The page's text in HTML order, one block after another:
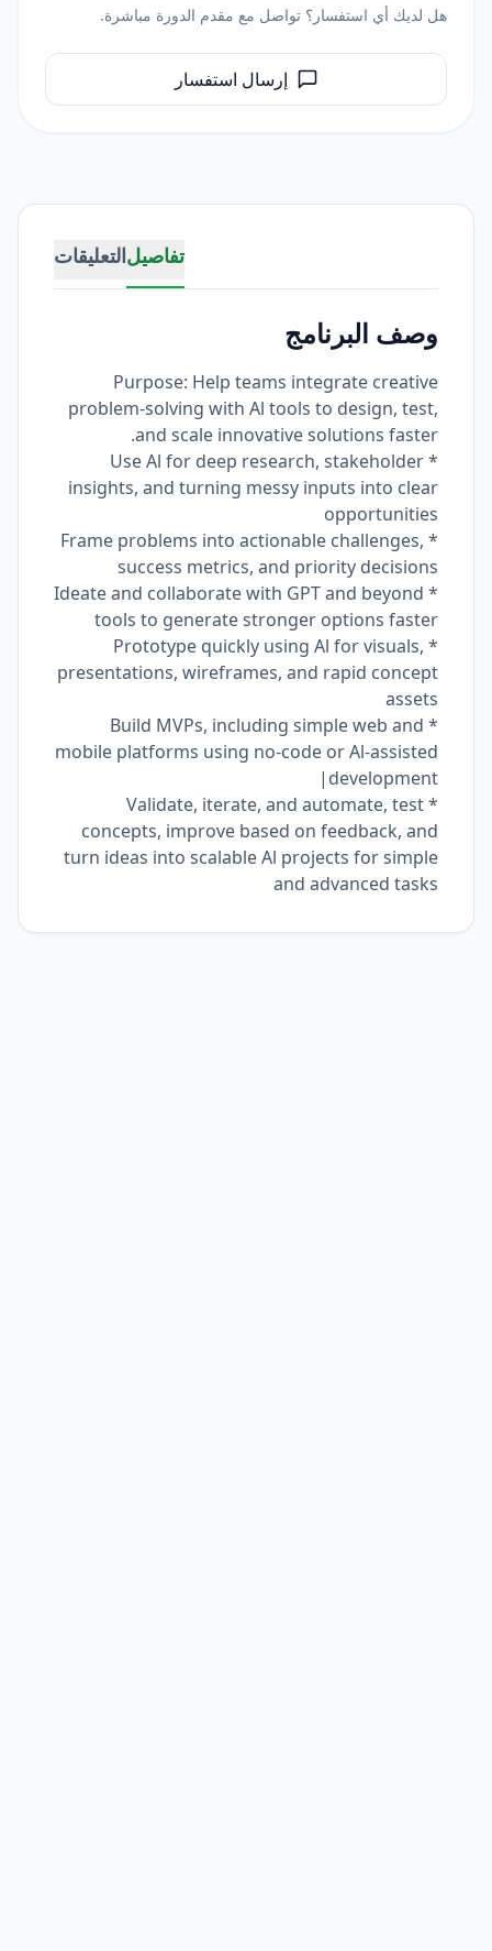
تفاصيلالتعليقات
وصف البرنامج
Purpose: Help teams integrate creative
problem-solving with Al tools to design, test,
and scale innovative solutions faster.
* Use Al for deep research, stakeholder
insights, and turning messy inputs into clear
opportunities
* Frame problems into actionable challenges,
success metrics, and priority decisions
* Ideate and collaborate with GPT and beyond
tools to generate stronger options faster
* Prototype quickly using Al for visuals,
presentations, wireframes, and rapid concept
assets
* Build MVPs, including simple web and
mobile platforms using no-code or Al-assisted
development|
* Validate, iterate, and automate, test
concepts, improve based on feedback, and
turn ideas into scalable Al projects for simple
and advanced tasks
هل لديك أي استفسار؟ تواصل مع مقدم الدورة مباشرة.
إرسال استفسار